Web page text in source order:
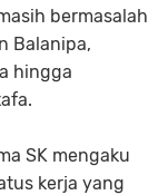
bermasalah
Balanipa,
hingga
SK mengaku
kerja yang